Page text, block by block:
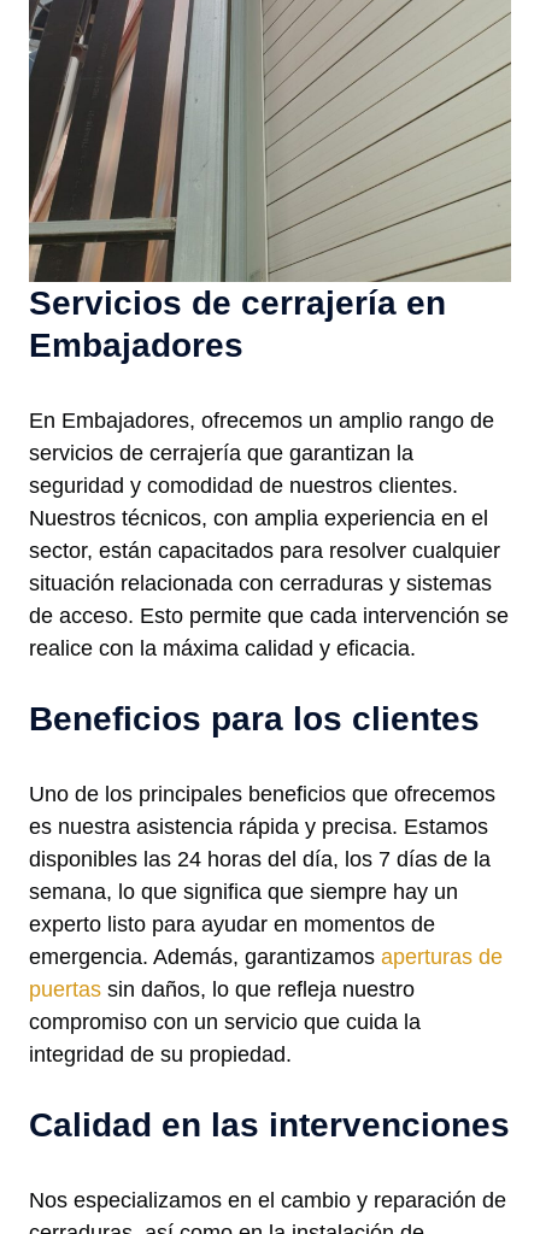
Servicios de cerrajería en
Embajadores
En Embajadores, ofrecemos un amplio rango de
servicios de cerrajería que garantizan la
seguridad y comodidad de nuestros clientes.
Nuestros técnicos, con amplia experiencia en el
sector, están capacitados para resolver cualquier
situación relacionada con cerraduras y sistemas
de acceso. Esto permite que cada intervención se
realice con la máxima calidad y eficacia.
Beneficios para los clientes
Uno de los principales beneficios que ofrecemos
es nuestra asistencia rápida y precisa. Estamos
disponibles las 24 horas del día, los 7 días de la
semana, lo que significa que siempre hay un
experto listo para ayudar en momentos de
emergencia. Además, garantizamos aperturas de
puertas sin daños, lo que refleja nuestro
compromiso con un servicio que cuida la
integridad de su propiedad.
Calidad en las intervenciones
Nos especializamos en el cambio y reparación de